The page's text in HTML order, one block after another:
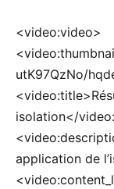
<video:video>
utK97QzNo/
isolation</
application de